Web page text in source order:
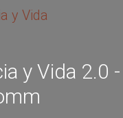
y Vida 2.0 -